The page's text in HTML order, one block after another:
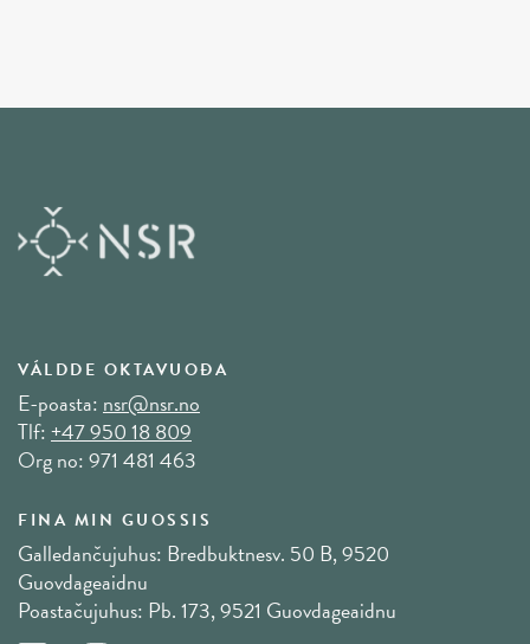
VÁLDDE OKTAVUOĐA
E-poasta:nsr@nsr.no
Tlf:+47 950 18 809
Org no: 971 481 463
FINA MIN GUOSSIS
Galledančujuhus: Bredbuktnesv. 50 B, 9520
Guovdageaidnu
Poastačujuhus: Pb. 173, 9521 Guovdageaidnu